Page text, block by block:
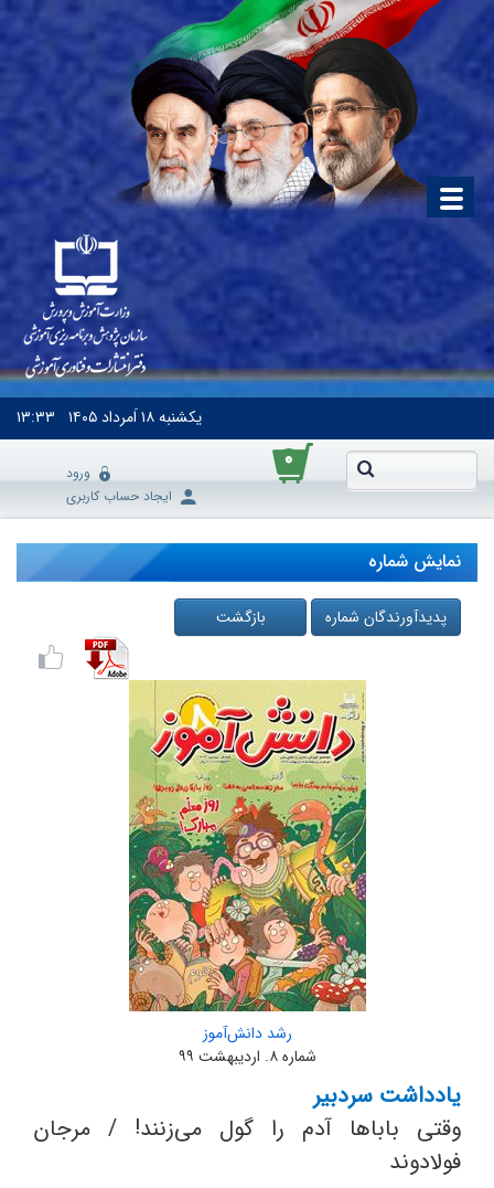
یکشنبه۱۸ اَمرداد ۱۴۰۵ ۱۳:۳۳
۰
ورود
ایجاد حساب کاربری
نمایش شماره
پدیدآورندگان شماره بازگشت
رشد دانش‌آموز
شماره ۸. اردیبهشت ۹۹
یادداشت سردبیر
وقتی باباها آدم را گول می‌زنند! / مرجان
فولادوند